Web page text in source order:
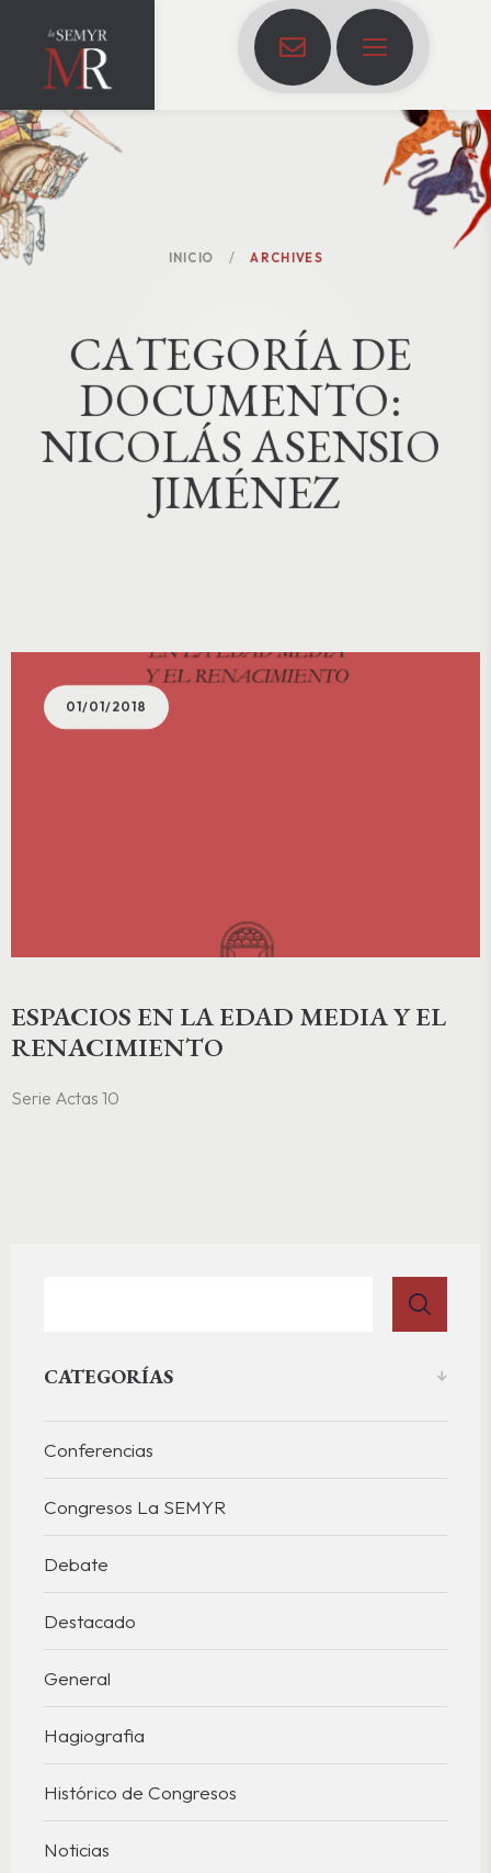
INICIO ARCHIVES
CATEGORÍADE
DOCUMENTO:
NICOLÁS ASENSIO
JIMÉNEZ
01/01/2018
ESPACIOS EN LA EDAD MEDIA Y EL
RENACIMIENTO
Serie Actas 10
CATEGORÍAS
Conferencias
Congresos La SEMYR
Debate
Destacado
General
Hagiografia
Histórico de Congresos
Noticias